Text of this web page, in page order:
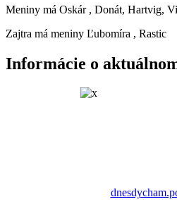
Meniny má Oskár , Donát, Hartvig,
Zajtra má meniny Ľubomíra , Rastic
Informácie o